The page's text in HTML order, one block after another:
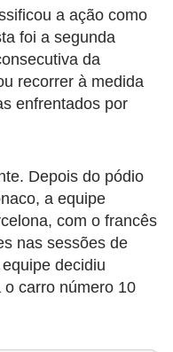
a ação como
foi a segunda
da
recorrer à medida
enfrentados por
Depois do pódio
a equipe
com o francês
nas sessões de
decidiu
carro número 10